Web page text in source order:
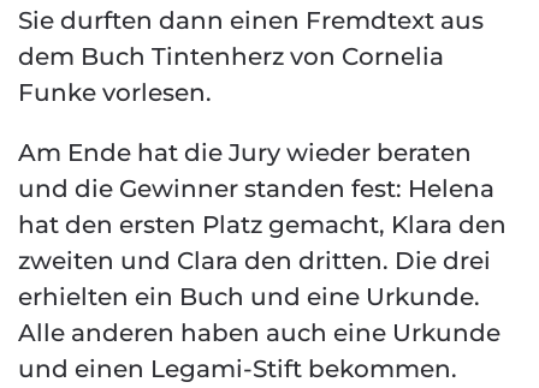
Sie durften dann einen Fremdtext aus
dem Buch Tintenherz von Cornelia
Funke vorlesen.
Am Ende hat die Jury wieder beraten
und die Gewinner standen fest: Helena
hat den ersten Platz gemacht, Klara den
zweiten und Clara den dritten. Die drei
erhielten ein Buch und eine Urkunde.
Alle anderen haben auch eine Urkunde
und einen Legami-Stift bekommen.